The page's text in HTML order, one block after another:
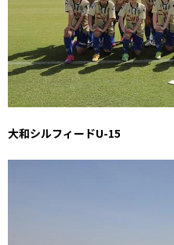
大和シルフィードU-15